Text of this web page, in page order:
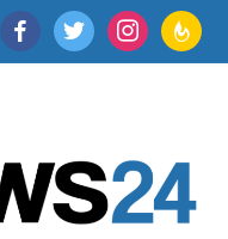
facebooktwitter instagram